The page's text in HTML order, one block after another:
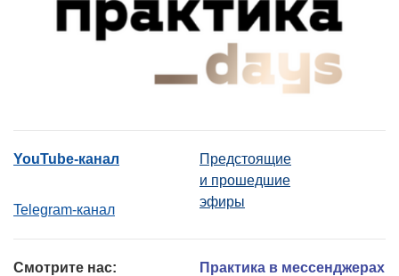
YouTube-канал
Telegram-канал
Предстоящие
и прошедшие
эфиры
Смотрите нас:
Практика в мессенджерах